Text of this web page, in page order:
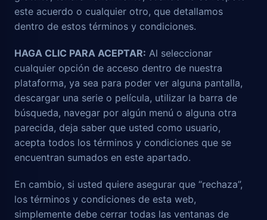
este acuerdo o cualquier otro, que detallamos
dentro de estos términos y condiciones.
HAGA CLIC PARA ACEPTAR: Al seleccionar
cualquier opción de acceso dentro de nuestra
plataforma, ya sea para poder ver alguna pantalla,
descargar una serie o película, utilizar la barra de
búsqueda, navegar por algún menú o alguna otra
parecida, deja saber que usted como usuario,
acepta todos los términos y condiciones que se
encuentran sumados en este apartado.
En cambio, si usted quiere asegurar que “rechaza”,
los términos y condiciones de esta web,
simplemente debe cerrar todas las ventanas de